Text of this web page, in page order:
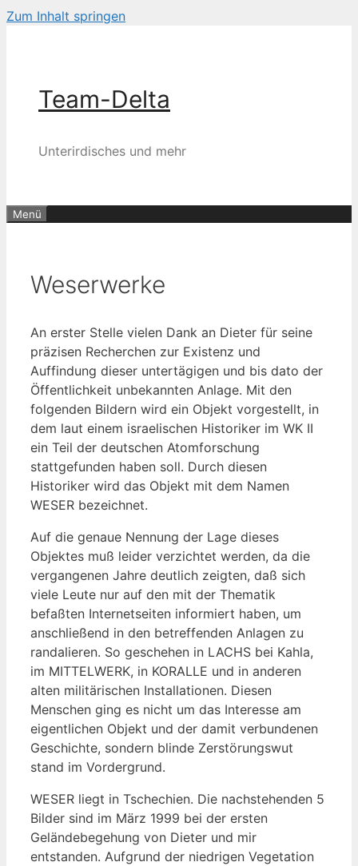
Zum Inhalt springen
Team-Delta
Unterirdisches und mehr
Menü
Weserwerke
An erster Stelle vielen Dank an Dieter für seine
präzisen Recherchen zur Existenz und
Auffindung dieser untertägigen und bis dato der
Öffentlichkeit unbekannten Anlage. Mit den
folgenden Bildern wird ein Objekt vorgestellt, in
dem laut einem israelischen Historiker im WK II
ein Teil der deutschen Atomforschung
stattgefunden haben soll. Durch diesen
Historiker wird das Objekt mit dem Namen
WESER bezeichnet.
Auf die genaue Nennung der Lage dieses
Objektes muß leider verzichtet werden, da die
vergangenen Jahre deutlich zeigten, daß sich
viele Leute nur auf den mit der Thematik
befaßten Internetseiten informiert haben, um
anschließend in den betreffenden Anlagen zu
randalieren. So geschehen in LACHS bei Kahla,
im MITTELWERK, in KORALLE und in anderen
alten militärischen Installationen. Diesen
Menschen ging es nicht um das Interesse am
eigentlichen Objekt und der damit verbundenen
Geschichte, sondern blinde Zerstörungswut
stand im Vordergrund.
WESER liegt in Tschechien. Die nachstehenden 5
Bilder sind im März 1999 bei der ersten
Geländebegehung von Dieter und mir
entstanden. Aufgrund der niedrigen Vegetation